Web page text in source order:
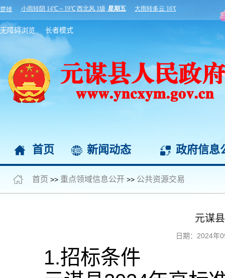
无障碍浏览 长者模式
首页 新闻动态 政府信息
首页 >> 重点领域信息公开 >> 公共资源交易
元谋
日期：2024
1.招标条件